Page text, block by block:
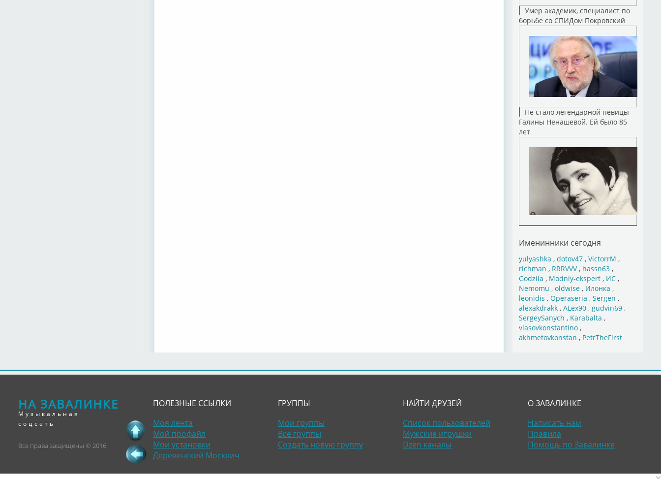
Умер академик, специалист по
борьбе со СПИДом Покровский
Не стало легендарной певицы
Галины Ненашевой. Ей было 85
лет
Именинники сегодня
yulyashka , dotov47, VictorrM ,
richman , RRRVVV, hassn63,
Godzila , Modniy-ekspert, ИС,
Nemomu , oldwise, Илонка ,
leonidis , Operaseria , Sergen ,
alexakdrakk, ALex90, gudvin69,
SergeySanych , Karabalta ,
vlasovkonstantino,
akhmetovkonstan , PetrTheFirst
НА ЗАВАЛИНКЕ
Музыкальная
соцсеть
Все права защищены © 2016
ПОЛЕЗНЫЕ ССЫЛКИ
Моя лента
Мой профайл
Мои установки
Деревенский Москвич
ГРУППЫ
Мои группы
Все группы
Создать новую группу
НАЙТИ ДРУЗЕЙ
Список пользователей
Мужские игрушки
Dzen каналы
О ЗАВАЛИНКЕ
Написать нам
Правила
Помощь по Завалинке